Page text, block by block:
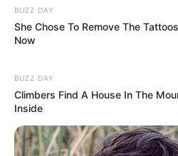
BUZZ DAY
She Chose To Remove The
Now
BUZZ DAY
Climbers Find A House In The
Inside